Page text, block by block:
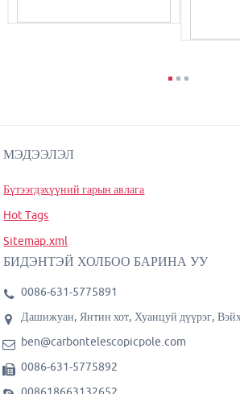
МЭДЭЭЛЭЛ
Бүтээгдэхүүний гарын авлага
Hot Tags
Sitemap.xml
БИДЭНТЭЙ ХОЛБОО БАРИНА УУ
0086-631-5775891
Дашижуан, Янтин хот, Хуанцуй дүүрэг,
ben@carbontelescopicpole.com
0086-631-5775892
008618663132652